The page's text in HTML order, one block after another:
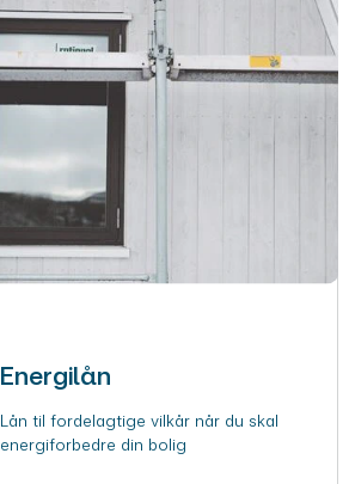
Energilån
Lån til fordelagtige vilkår når du skal
energiforbedre din bolig